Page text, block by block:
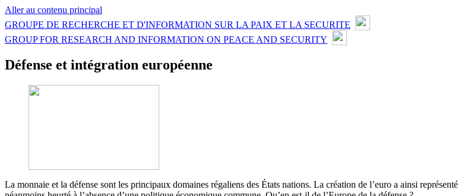
Aller au contenu principal
GROUPE DE RECHERCHE ET D'INFORMATION SUR LA PAIX ET LA SECURITE
GROUP FOR RESEARCH AND INFORMATION ON PEACE AND SECURITY
Défense et intégration européenne
La monnaie et la défense sont les principaux domaines régaliens des États nations. La création de l’euro a ainsi